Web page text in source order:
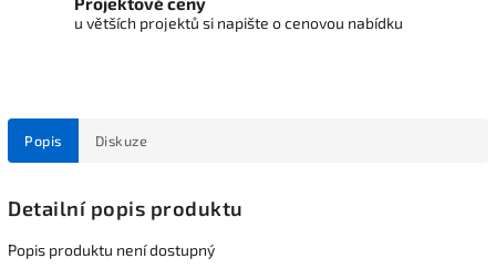
u větších projektů si napište o cenovou nabídku
Popis Diskuze
Detailní popis produktu
Popis produktu není dostupný